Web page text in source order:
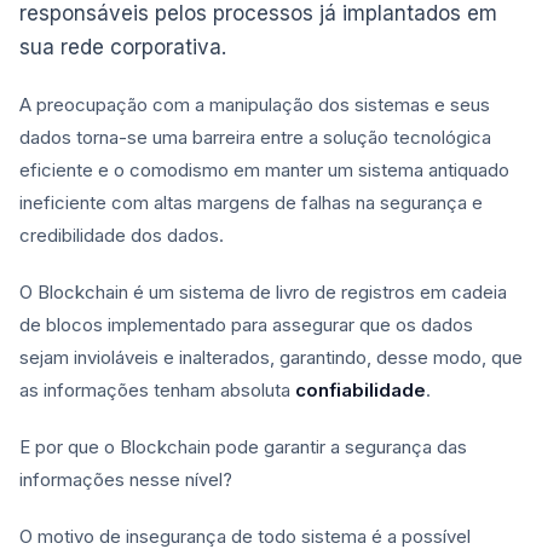
responsáveis pelos processos já implantados em
sua rede corporativa.
A preocupação com a manipulação dos sistemas e seus
dados torna-se uma barreira entre a solução tecnológica
eficiente e o comodismo em manter um sistema antiquado
ineficiente com altas margens de falhas na segurança e
credibilidade dos dados.
O Blockchain é um sistema de livro de registros em cadeia
de blocos implementado para assegurar que os dados
sejam invioláveis e inalterados, garantindo, desse modo, que
as informações tenham absoluta confiabilidade.
E por que o Blockchain pode garantir a segurança das
informações nesse nível?
O motivo de insegurança de todo sistema é a possível